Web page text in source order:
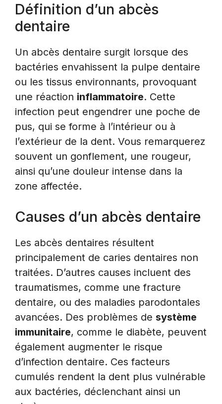
Définition d’un abcès
dentaire
Un abcès dentaire surgit lorsque des
bactéries envahissent la pulpe dentaire
ou les tissus environnants, provoquant
une réaction inflammatoire. Cette
infection peut engendrer une poche de
pus, qui se forme à l’intérieur ou à
l’extérieur de la dent. Vous remarquerez
souvent un gonflement, une rougeur,
ainsi qu’une douleur intense dans la
zone affectée.
Causes d’un abcès dentaire
Les abcès dentaires résultent
principalement de caries dentaires non
traitées. D’autres causes incluent des
traumatismes, comme une fracture
dentaire, ou des maladies parodontales
avancées. Des problèmes de système
immunitaire, comme le diabète, peuvent
également augmenter le risque
d’infection dentaire. Ces facteurs
cumulés rendent la dent plus vulnérable
aux bactéries, déclenchant ainsi un